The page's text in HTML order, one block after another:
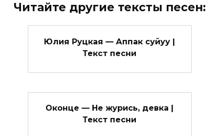
Читайте другие тексты песен:
Юлия Руцкая — Аппак суйуу |
Текст песни
Оконце — Не журись, девка |
Текст песни